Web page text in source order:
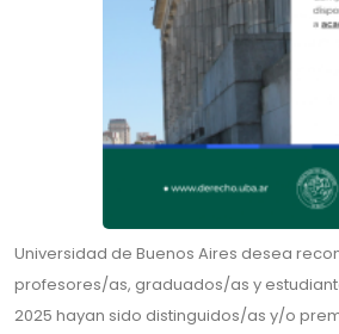
Universidad de Buenos Aires desea
profesores/as, graduados/as y
2025 hayan sido distinguidos/as y/o